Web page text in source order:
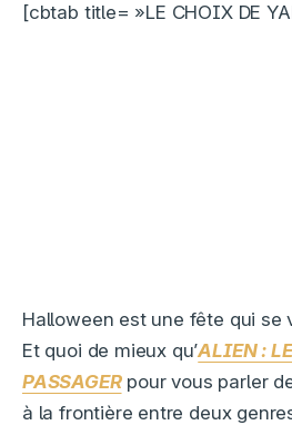
[cbtab title= »LE CHOIX DE
Halloween est une fête qui se
Et quoi de mieux qu’ALIEN :
PASSAGERpour vous parler
à la frontière entre deux